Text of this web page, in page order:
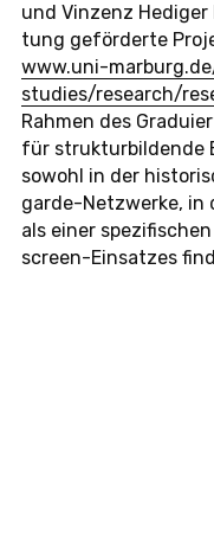
und Vin­zenz
tung ge­för­der­te
www.​uni-​
studies/​research/​
Rahmen des
für struk­tur­bil­den­de
sowohl in der
gar­de-Netz­wer­ke, in
als einer
screen-Ein­sat­zes